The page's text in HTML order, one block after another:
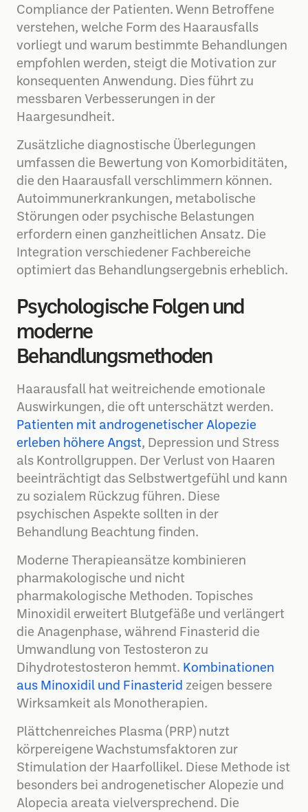
Compliance der Patienten. Wenn Betroffene
verstehen, welche Form des Haarausfalls
vorliegt und warum bestimmte Behandlungen
empfohlen werden, steigt die Motivation zur
konsequenten Anwendung. Dies führt zu
messbaren Verbesserungen in der
Haargesundheit.
Zusätzliche diagnostische Überlegungen
umfassen die Bewertung von Komorbiditäten,
die den Haarausfall verschlimmern können.
Autoimmunerkrankungen, metabolische
Störungen oder psychische Belastungen
erfordern einen ganzheitlichen Ansatz. Die
Integration verschiedener Fachbereiche
optimiert das Behandlungsergebnis erheblich.
Psychologische Folgen und
moderne
Behandlungsmethoden
Haarausfall hat weitreichende emotionale
Auswirkungen, die oft unterschätzt werden.
Patienten mit androgenetischer Alopezie
erleben höhere Angst, Depression und Stress
als Kontrollgruppen. Der Verlust von Haaren
beeinträchtigt das Selbstwertgefühl und kann
zu sozialem Rückzug führen. Diese
psychischen Aspekte sollten in der
Behandlung Beachtung finden.
Moderne Therapieansätze kombinieren
pharmakologische und nicht
pharmakologische Methoden. Topisches
Minoxidil erweitert Blutgefäße und verlängert
die Anagenphase, während Finasterid die
Umwandlung von Testosteron zu
Dihydrotestosteron hemmt. Kombinationen
aus Minoxidil und Finasterid zeigen bessere
Wirksamkeit als Monotherapien.
Plättchenreiches Plasma (PRP) nutzt
körpereigene Wachstumsfaktoren zur
Stimulation der Haarfollikel. Diese Methode ist
besonders bei androgenetischer Alopezie und
Alopecia areata vielversprechend. Die